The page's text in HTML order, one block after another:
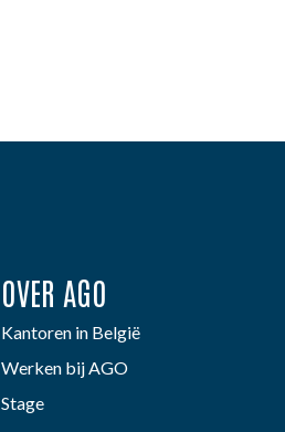
OVER AGO
Kantoren in België
Werken bij AGO
Stage